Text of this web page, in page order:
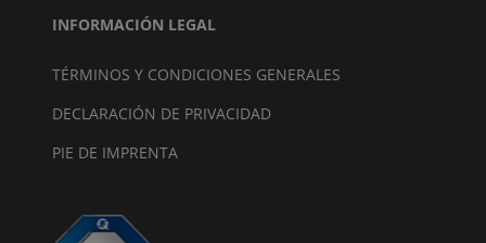
INFORMACIÓN LEGAL
TÉRMINOS Y CONDICIONES GENERALES
DECLARACIÓN DE PRIVACIDAD
PIE DE IMPRENTA